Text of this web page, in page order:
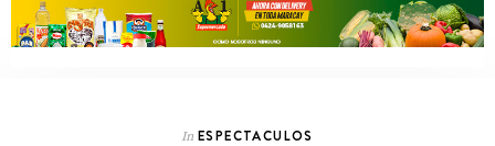
In ESPECTACULOS